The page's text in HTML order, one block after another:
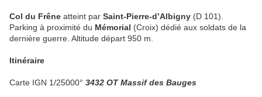
Col du Frêne atteint par Saint-Pierre-d’Albigny (D 101).
Parking à proximité du Mémorial (Croix) dédié aux soldats de la
dernière guerre. Altitude départ 950 m.
Itinéraire
Carte IGN 1/25000° 3432 OT Massif des Bauges